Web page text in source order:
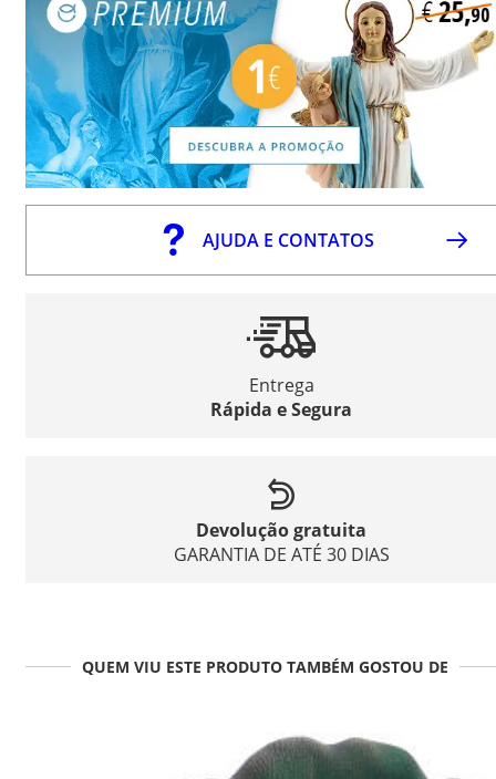
AJUDA E CONTATOS
Entrega
Rápida e Segura
Devolução gratuita
GARANTIA DE ATÉ 30 DIAS
QUEM VIU ESTE PRODUTO TAMBÉM GOSTOU DE